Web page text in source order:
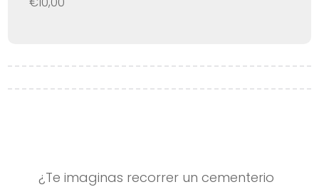
¿Te imaginas recorrer un cementerio